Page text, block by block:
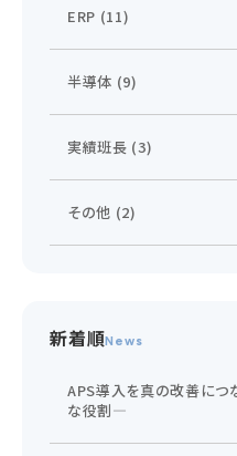
ERP (11)
半導体 (9)
実績班長 (3)
その他 (2)
新着順News
APS導入を真の改善に
な役割―